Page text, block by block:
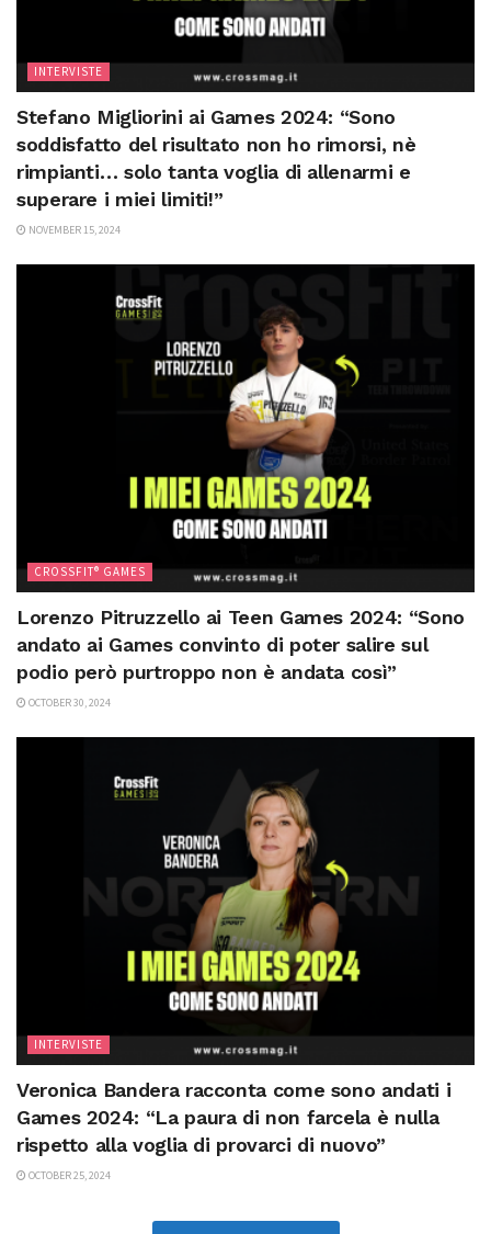
INTERVISTE
Stefano Migliorini ai Games 2024: “Sono
soddisfatto del risultato non ho rimorsi, nè
rimpianti… solo tanta voglia di allenarmi e
superare i miei limiti!”
NOVEMBER 15, 2024
CROSSFIT® GAMES
Lorenzo Pitruzzello ai Teen Games 2024: “Sono
andato ai Games convinto di poter salire sul
podio però purtroppo non è andata così”
OCTOBER 30, 2024
INTERVISTE
Veronica Bandera racconta come sono andati i
Games 2024: “La paura di non farcela è nulla
rispetto alla voglia di provarci di nuovo”
OCTOBER 25, 2024